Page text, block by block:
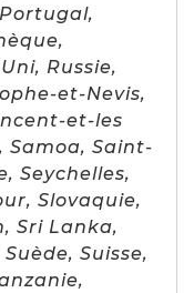
Russie,
et-Nevis,
et-les
Samoa, Saint-
Seychelles,
Slovaquie,
Sri Lanka,
Suisse,